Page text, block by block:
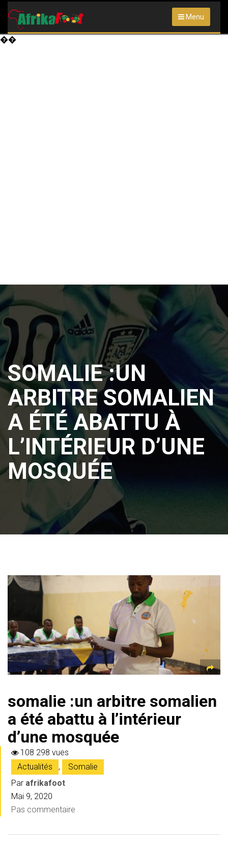
Menu
��
SOMALIE :UN
ARBITRE SOMALIEN
A ÉTÉ ABATTU À
L’INTÉRIEUR D’UNE
MOSQUÉE
somalie :un arbitre somalien
a été abattu à l’intérieur
d’une mosquée
108 298 vues
Actualités
,
Somalie
Par afrikafoot
Mai 9, 2020
Pas commentaire